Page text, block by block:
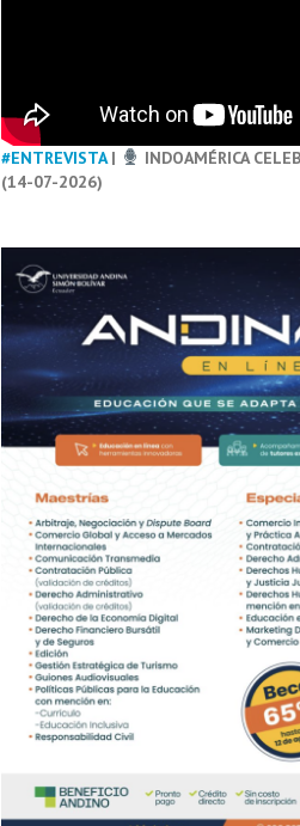
#ENTREVISTA|
INDOAMÉRICA
(14-07-2026)